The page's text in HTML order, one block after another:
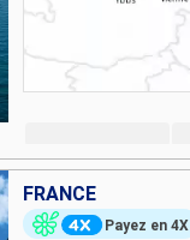
FRANCE
Payez en 4X